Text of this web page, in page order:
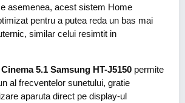
asemenea, acest sistem Home
pentru a putea reda un bas mai
similar celui resimtit in
5.1 Samsung HT-J5150 permite
al frecventelor sunetului, gratie
aparuta direct pe display-ul